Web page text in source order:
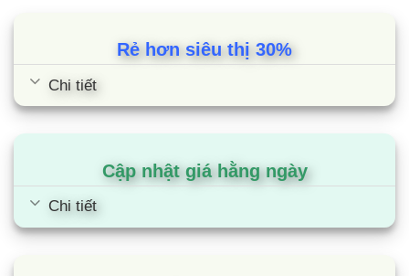
Rẻ hơn siêu thị 30%
Chi tiết
Cập nhật giá hằng ngày
Chi tiết